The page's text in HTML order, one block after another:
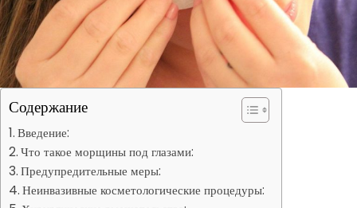
Содержание
Введение:
Что такое морщины под глазами:
Предупредительные меры:
Неинвазивные косметологические процедуры: